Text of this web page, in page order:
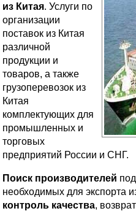
из Китая. Услуги по
организации
поставок из Китая
различной
продукции и
товаров, а также
грузоперевозок из
Китая
комплектующих для
промышленных и
торговых
предприятий России и СНГ.
Поиск производителей
необходимых для экспорта
контроль качества,